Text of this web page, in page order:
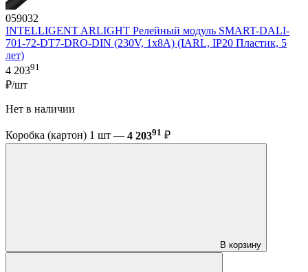
059032
INTELLIGENT ARLIGHT Релейный модуль SMART-DALI-
701-72-DT7-DRO-DIN (230V, 1x8A) (IARL, IP20 Пластик, 5
лет)
4 20391
₽/шт
Нет в наличии
Коробка (картон) 1 шт — 4 20391 ₽
В корзину